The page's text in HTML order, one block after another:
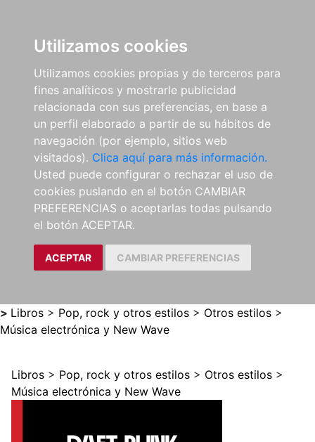
Utilizamos cookies
Utilizamos cookies propias y de terceros para
fines analíticos y mostrarle publicidad
relacionada con sus preferencias, en base a
un perfil elaborado a partir de su hábitos de
navegación (por ejemplo, sitios web
visitados). Clica aquí para más información.
Usted puede configurar o rechazar el uso de
cookies puslando en el botón CAMBIAR
PREFERENCIAS o aceptarlas todas pulsando
el botón ACEPTAR.
ACEPTAR CAMBIAR PREFERENCIAS
> Libros > Pop, rock y otros estilos > Otros estilos >
Música electrónica y New Wave
Libros > Pop, rock y otros estilos > Otros estilos >
Música electrónica y New Wave